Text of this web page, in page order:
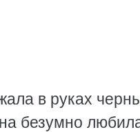
в руках
безумно